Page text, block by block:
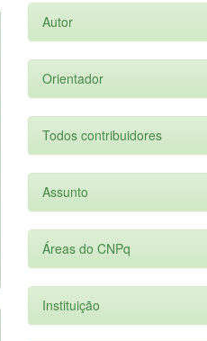
Autor
Orientador
Todos contribuidores
Assunto
Áreas do CNPq
Instituição